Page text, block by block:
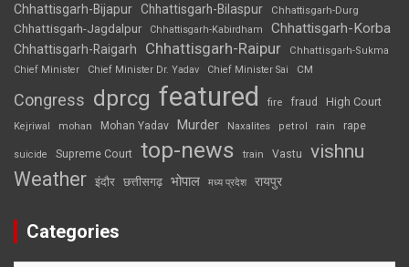
Chhattisgarh-Bijapur Chhattisgarh-Bilaspur Chhattisgarh-Durg
Chhattisgarh-Jagdalpur Chhattisgarh-Kabirdham Chhattisgarh-Korba
Chhattisgarh-Raigarh Chhattisgarh-Raipur
Chhattisgarh-Sukma
Chief Minister
Chief Minister Dr. Yadav Chief Minister Sai CM
Congress dprcg featured fire fraud High Court
Kejriwal mohan Mohan Yadav Murder Naxalites petrol rain rape
suicide Supreme Court top-news train Vastu vishnu
Weather इंदौर छत्तीसगढ़ भोपाल मध्य प्रदेश रायपुर
Categories